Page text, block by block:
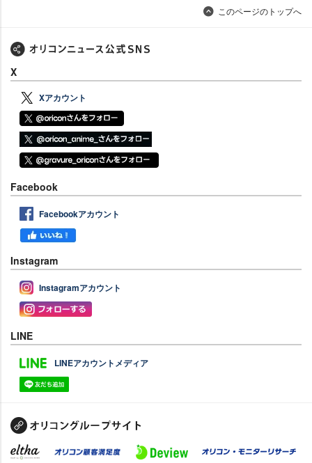
このページのトップへ
X
Xアカウント
Facebook
Facebookアカウント
Instagram
Instagramアカウント
LINE
LINEアカウントメディア